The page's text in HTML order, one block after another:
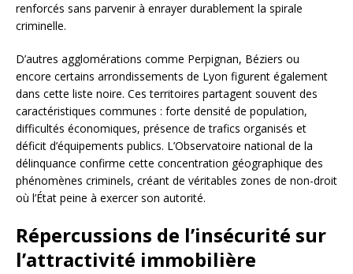
renforcés sans parvenir à enrayer durablement la spirale
criminelle.
D’autres agglomérations comme Perpignan, Béziers ou
encore certains arrondissements de Lyon figurent également
dans cette liste noire. Ces territoires partagent souvent des
caractéristiques communes : forte densité de population,
difficultés économiques, présence de trafics organisés et
déficit d’équipements publics. L’Observatoire national de la
délinquance confirme cette concentration géographique des
phénomènes criminels, créant de véritables zones de non-droit
où l’État peine à exercer son autorité.
Répercussions de l’insécurité sur
l’attractivité immobilière